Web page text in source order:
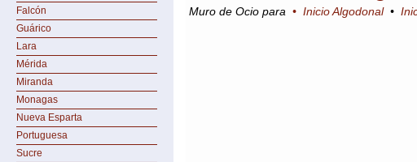
Falcón
Guárico
Lara
Mérida
Miranda
Monagas
Nueva Esparta
Portuguesa
Sucre
Muro de Ocio para • Inicio Algodonal•